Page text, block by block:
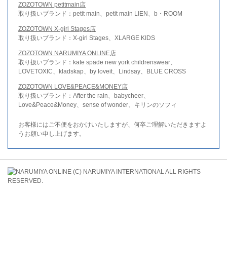
ZOZOTOWN petitmain店
取り扱いブランド：petit main、petit main LIEN、b・ROOM
ZOZOTOWN X-girl Stages店
取り扱いブランド：X-girl Stages、XLARGE KIDS
ZOZOTOWN NARUMIYA ONLINE店
取り扱いブランド：kate spade new york childrenswear、
LOVETOXIC、kladskap、by loveit、Lindsay、BLUE CROSS
ZOZOTOWN LOVE&PEACE&MONEY店
取り扱いブランド：After the rain、babycheer、
Love&Peace&Money、sense of wonder、キリンのソフィ
お客様にはご不便をおかけいたしますが、何卒ご理解いただきますよ
うお願い申し上げます。